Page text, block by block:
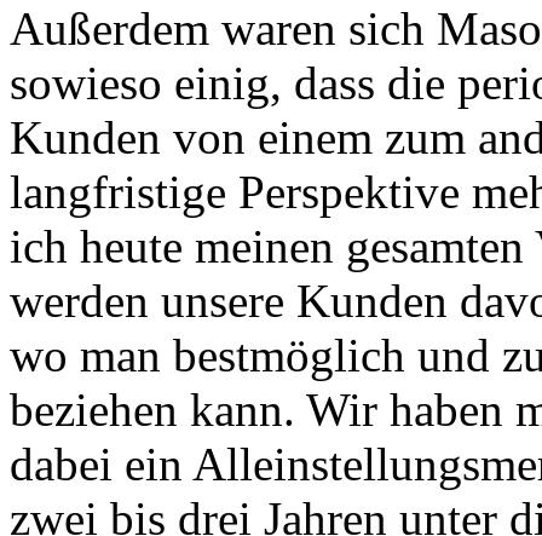
Außerdem waren sich
sowieso einig, dass die
Kunden von einem zum
langfristige Perspektive
ich heute meinen
werden unsere Kunden
wo man bestmöglich und
beziehen kann. Wir haben
dabei ein
zwei bis drei Jahren unter